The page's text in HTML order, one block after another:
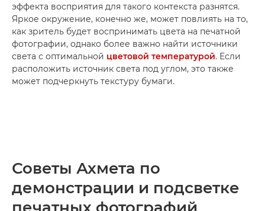
эффекта восприятия для такого контекста разнятся.
Яркое окружение, конечно же, может повлиять на то,
как зритель будет воспринимать цвета на печатной
фотографии, однако более важно найти источники
света с оптимальной цветовой температурой. Если
расположить источник света под углом, это также
может подчеркнуть текстуру бумаги.
Советы Ахмета по
демонстрации и подсветке